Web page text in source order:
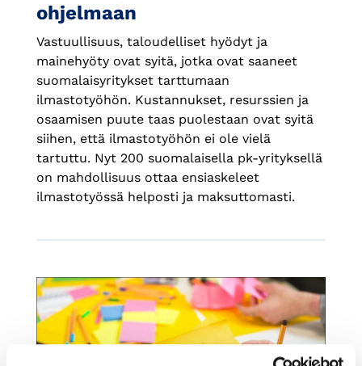
ohjelmaan
Vastuullisuus, taloudelliset hyödyt ja
mainehyöty ovat syitä, jotka ovat saaneet
suomalaisyritykset tarttumaan
ilmastotyöhön. Kustannukset, resurssien ja
osaamisen puute taas puolestaan ovat syitä
siihen, että ilmastotyöhön ei ole vielä
tartuttu. Nyt 200 suomalaisella pk-yrityksellä
on mahdollisuus ottaa ensiaskeleet
ilmastotyössä helposti ja maksuttomasti.